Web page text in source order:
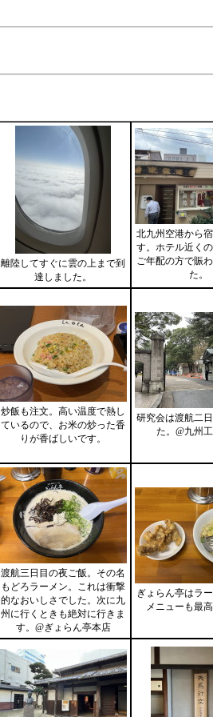
離陸してすぐに雲の上まで到
達しました。
北九州空港から
す。ホテル近く
ご年配の方で賑
た。
炒飯も注文。高い温度で熱し
ているので、お米の炒った香
りが香ばしいです。
研究会は渡航二
た。@九州
渡航三日目の夜ご飯。その名
もどろラーメン。これは衝撃
的なおいしさでした。次に九
州に行くときも絶対に行きま
す。@ぎょらん亭本店
ぎょらん亭はラ
メニューも最高